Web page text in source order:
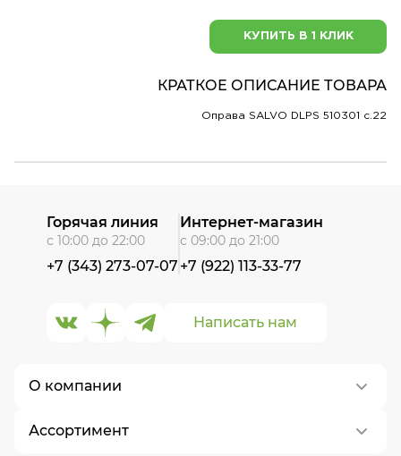
КУПИТЬ В 1 КЛИК
КРАТКОЕ ОПИСАНИЕ ТОВАРА
Оправа SALVO DLPS 510301 c.22
О компании
О нас
Ассортимент
Написать нам
Горячая линия
с 10:00 до 22:00
+7 (343) 273-07-07
Интернет-магазин
с 09:00 до 21:00
+7 (922) 113-33-77